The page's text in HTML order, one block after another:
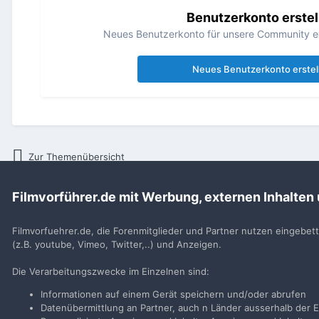
Benutzerkonto
Neues Benutzerkonto für unsere Community
Neues Benutzerkonto
Zur Themenübersicht
Startseite Smalltalk Talk PAUSE
Filmvorführer.de via Google durchsuchen:
Filmvorführer.de mit Werbung, externen Inhalten
Filmvorfuehrer.de, die Forenmitglieder und Partner nutzen
(z.B. youtube, Vimeo, Twitter,..) und Anzeigen.
Die Verarbeitungszwecke im Einzelnen sind:
Informationen auf einem Gerät speichern und/oder abrufen
Datenübermittlung an Partner, auch n Länder ausserhalb der